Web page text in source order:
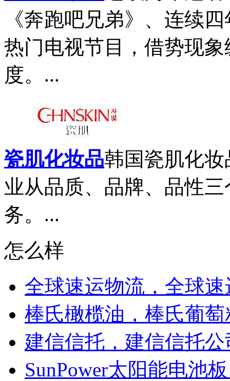
《奔跑吧兄弟》、连续
热门电视节目，借势现
度。...
瓷肌化妆品韩国瓷肌化
业从品质、品牌、品性
务。...
怎么样
全球速运物流，全球
棒氏橄榄油，棒氏葡萄
建信信托，建信信托公
SunPower太阳能电池